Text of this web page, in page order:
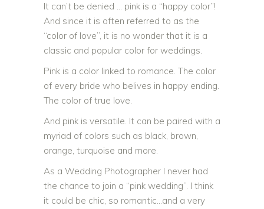
It can’t be denied … pink is a “happy color”!
And since it is often referred to as the
“color of love”, it is no wonder that it is a
classic and popular color for weddings.
Pink is a color linked to romance. The color
of every bride who belives in happy ending.
The color of true love.
And pink is versatile. It can be paired with a
myriad of colors such as black, brown,
orange, turquoise and more.
As a Wedding Photographer I never had
the chance to join a “pink wedding”. I think
it could be chic, so romantic…and a very